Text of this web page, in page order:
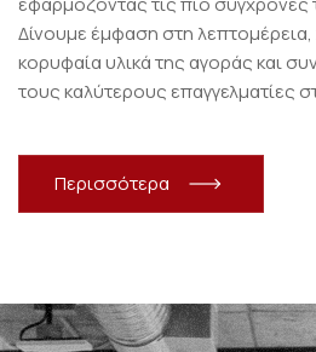
Δίνουμε έμφαση στη
κορυφαία υλικά της αγοράς και
τους καλύτερους επαγγελματίες
Περισσότερα